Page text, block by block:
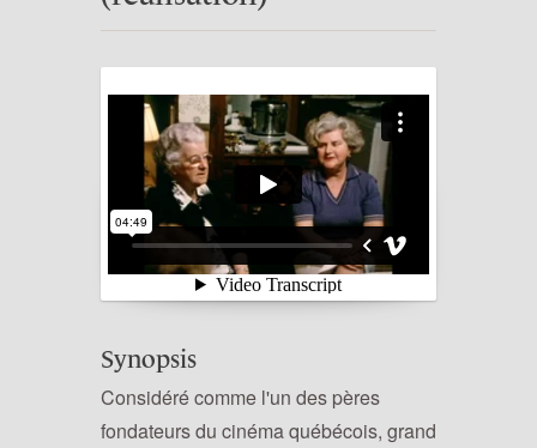
Synopsis
Considéré comme l'un des pères
fondateurs du cinéma québécois, grand